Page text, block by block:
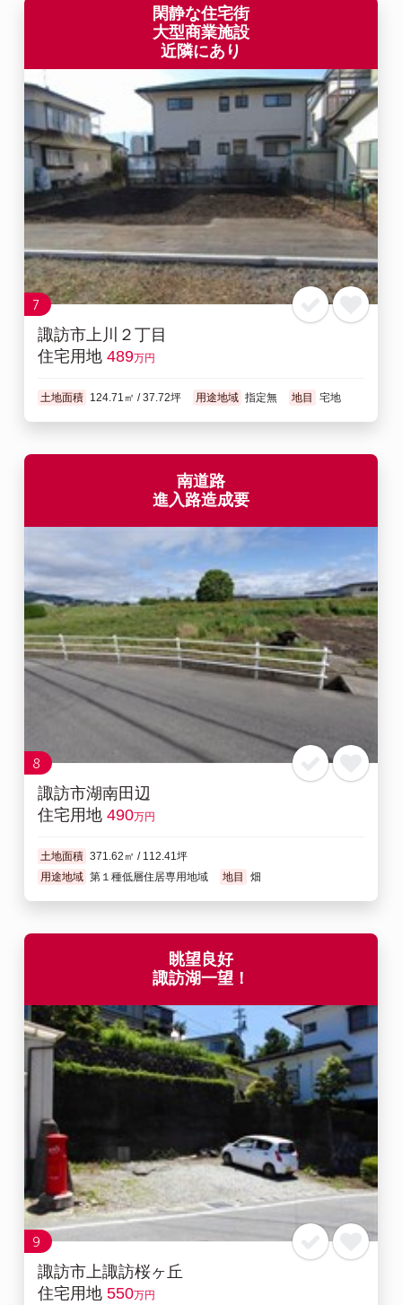
閑静な住宅街
大型商業施設
近隣にあり
7
諏訪市上川２丁目
住宅用地 489万円
土地面積 124.71㎡ / 37.72坪 用途地域 指定無 地目 宅地
南道路
進入路造成要
8
諏訪市湖南田辺
住宅用地 490万円
土地面積 371.62㎡ / 112.41坪
用途地域 第１種低層住居専用地域 地目 畑
眺望良好
諏訪湖一望！
9
諏訪市上諏訪桜ヶ丘
住宅用地 550万円